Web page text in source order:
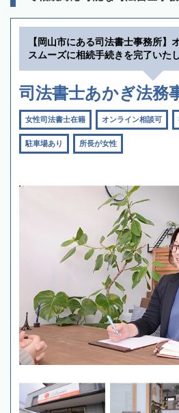
【岡山市にある司法書士事務所】
スムーズに相続手続きを完了いた
司法書士あかぎ法務
女性司法書士在籍 オンライン相談可
駐車場あり 所長が女性